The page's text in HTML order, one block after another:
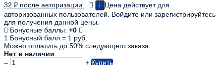
32 ₽ после авторизации i
Цена действует для
авторизованных пользователей. Войдите или зарегистрируйтесь
для получения данной цены.
Бонусные баллы: +0
1 Бонусный балл = 1 руб.
Можно оплатить до 50% следующего заказа
Нет в наличии
–
+ Купить